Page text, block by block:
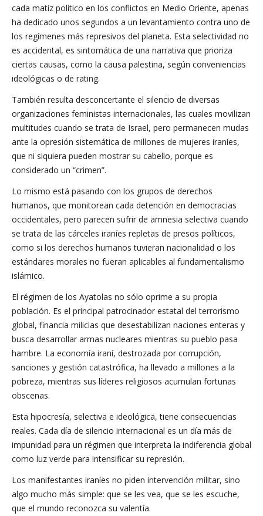
cada matiz político en los conflictos en Medio Oriente, apenas
ha dedicado unos segundos a un levantamiento contra uno de
los regímenes más represivos del planeta. Esta selectividad no
es accidental, es sintomática de una narrativa que prioriza
ciertas causas, como la causa palestina, según conveniencias
ideológicas o de rating.
También resulta desconcertante el silencio de diversas
organizaciones feministas internacionales, las cuales movilizan
multitudes cuando se trata de Israel, pero permanecen mudas
ante la opresión sistemática de millones de mujeres iraníes,
que ni siquiera pueden mostrar su cabello, porque es
considerado un “crimen”.
Lo mismo está pasando con los grupos de derechos
humanos, que monitorean cada detención en democracias
occidentales, pero parecen sufrir de amnesia selectiva cuando
se trata de las cárceles iraníes repletas de presos políticos,
como si los derechos humanos tuvieran nacionalidad o los
estándares morales no fueran aplicables al fundamentalismo
islámico.
El régimen de los Ayatolas no sólo oprime a su propia
población. Es el principal patrocinador estatal del terrorismo
global, financia milicias que desestabilizan naciones enteras y
busca desarrollar armas nucleares mientras su pueblo pasa
hambre. La economía iraní, destrozada por corrupción,
sanciones y gestión catastrófica, ha llevado a millones a la
pobreza, mientras sus líderes religiosos acumulan fortunas
obscenas.
Esta hipocresía, selectiva e ideológica, tiene consecuencias
reales. Cada día de silencio internacional es un día más de
impunidad para un régimen que interpreta la indiferencia global
como luz verde para intensificar su represión.
Los manifestantes iraníes no piden intervención militar, sino
algo mucho más simple: que se les vea, que se les escuche,
que el mundo reconozca su valentía.